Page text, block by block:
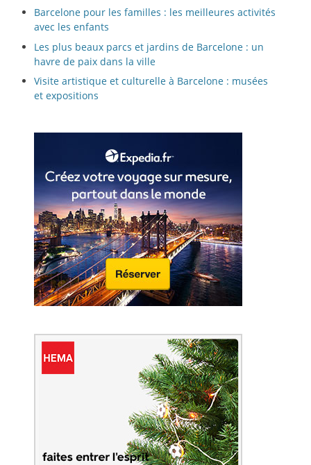
Barcelone pour les familles : les meilleures activités
avec les enfants
Les plus beaux parcs et jardins de Barcelone : un
havre de paix dans la ville
Visite artistique et culturelle à Barcelone : musées
et expositions